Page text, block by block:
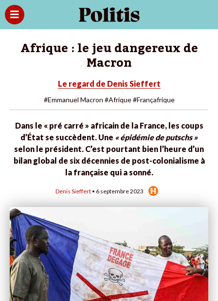
Afrique : le jeu dangereux de
Macron
Le regard de Denis Sieffert
#Emmanuel Macron #Afrique #Françafrique
Dans le « pré carré » africain de la France, les coups
d’État se succèdent. Une « épidémie de putschs »
selon le président. C’est pourtant bien l’heure d’un
bilan global de six décennies de post-colonialisme à
la française qui a sonné.
Denis Sieffert • 6 septembre 2023